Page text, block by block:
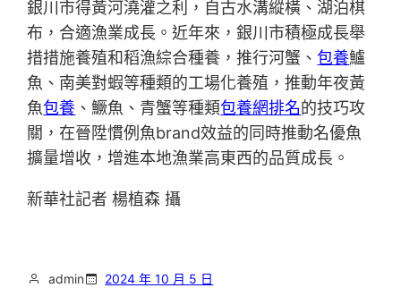
銀川市得黃河澆灌之利，自古水溝縱橫、湖泊棋
布，合適漁業成長。近年來，銀川市積極成長舉
措措施養殖和稻漁綜合種養，推行河蟹、包養鱸
魚、南美對蝦等種類的工場化養殖，推動年夜黃
魚包養 、鱖魚、青蟹等種類包養網排名的技巧攻
關，在晉陞慣例魚brand效益的同時推動名優魚
擴量增收，增進本地漁業高東西的品質成長。
新華社記者 楊植森 攝
admin 2024 年 10 月 5 日